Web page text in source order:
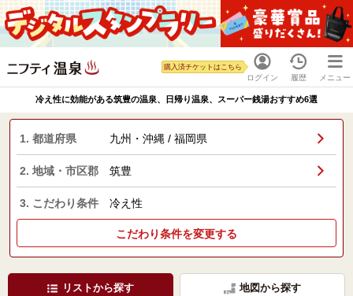
ログイン
購入済チケットはこちら
履歴 メニュー
冷え性に効能がある筑豊の温泉、日帰り温泉、スーパー銭湯おすすめ6選
1. 都道府県 九州・沖縄 / 福岡県
2. 地域・市区郡 筑豊
3. こだわり条件 冷え性
こだわり条件を変更する
リストから探す 地図から探す